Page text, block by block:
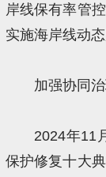
岸线保有率管
实施海岸线动
加强协同
2024年11
保护修复十大